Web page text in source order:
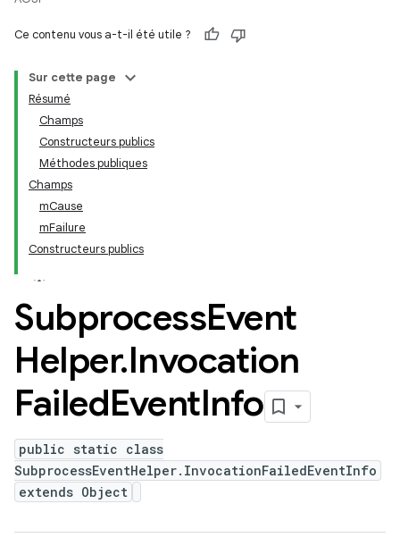
Ce contenu vous a-t-il été utile ?
Sur cette page
Résumé
Champs
Constructeurs publics
Méthodes publiques
Champs
mCause
mFailure
Constructeurs publics
SubprocessEvent
Helper.Invocation
FailedEventInfo
public static class
SubprocessEventHelper.InvocationFailedEventInfo
extends Object